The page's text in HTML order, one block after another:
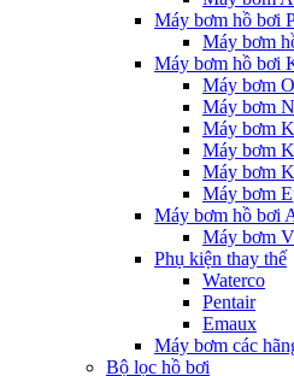
Máy bơm hồ bơi
Máy bơm
Máy bơm hồ bơi
Máy bơm
Máy bơm
Máy bơm
Máy bơm
Máy bơm
Máy bơm
Máy bơm hồ bơi
Máy bơm
Phụ kiện thay thế
Waterco
Pentair
Emaux
Máy bơm các
Bộ lọc hồ bơi